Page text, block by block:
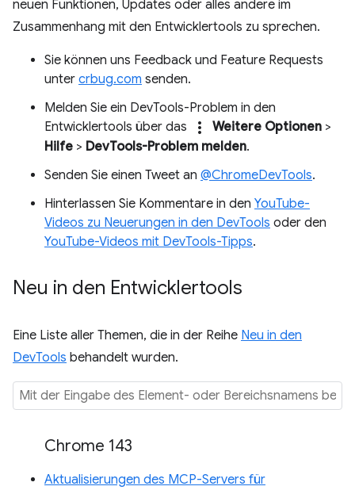
neuen Funktionen, Updates oder alles andere im
Zusammenhang mit den Entwicklertools zu sprechen.
Sie können uns Feedback und Feature Requests
unter crbug.com senden.
Melden Sie ein DevTools-Problem in den
Entwicklertools über das
more_vert Weitere Optionen >
Hilfe > DevTools-Problem melden.
Senden Sie einen Tweet an @ChromeDevTools.
Hinterlassen Sie Kommentare in den YouTube-
Videos zu Neuerungen in den DevTools oder den
YouTube-Videos mit DevTools-Tipps.
Neu in den Entwicklertools
Eine Liste aller Themen, die in der Reihe Neu in den
DevTools behandelt wurden.
Chrome 143
Aktualisierungen des MCP-Servers für